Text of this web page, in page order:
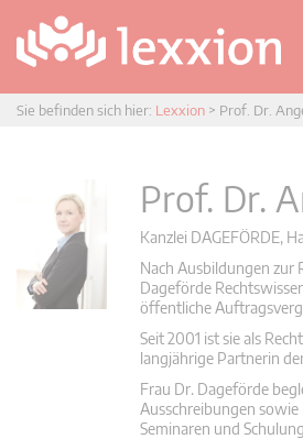
Sie befinden sich hier: Lexxion > Prof. Dr.
Prof. Dr.
Kanzlei DAGEFÖRDE,
Nach Ausbildungen
Dageförde
öffentliche
Seit 2001 ist sie als
langjährige Partnerin
Frau Dr. Dageförde
Ausschreibungen
Seminaren und